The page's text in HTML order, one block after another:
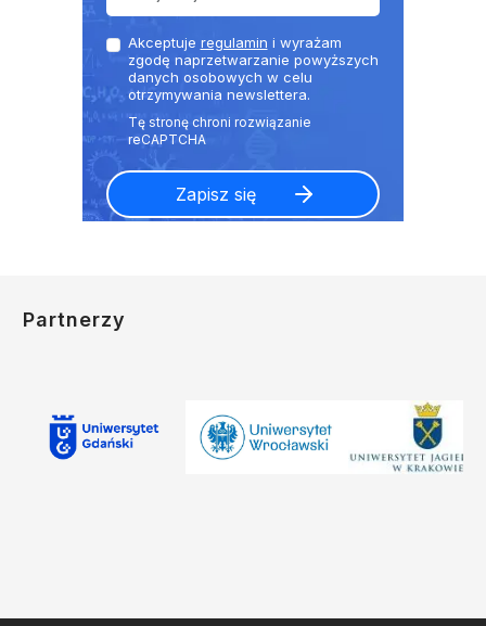
Akceptuje regulamin i wyrażam
zgodę naprzetwarzanie powyższych
danych osobowych w celu
otrzymywania newslettera.
Partnerzy